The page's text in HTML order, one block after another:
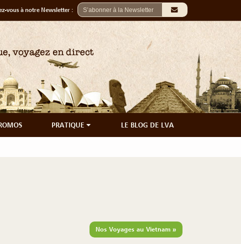
vous à notre Newsletter :
PRATIQUE LE BLOG DE LVA
Nos Voyages au Vietnam »